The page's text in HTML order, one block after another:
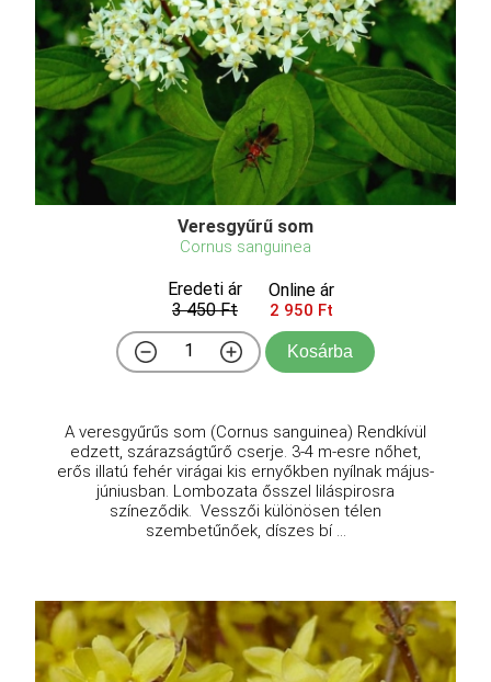
Veresgyűrű som
Cornus sanguinea
Eredeti ár
3 450 Ft
Online ár
2 950 Ft
Kosárba
A veresgyűrűs som (Cornus sanguinea) Rendkívül
edzett, szárazságtűrő cserje. 3-4 m-esre nőhet,
erős illatú fehér virágai kis ernyőkben nyílnak május-
júniusban. Lombozata ősszel liláspirosra
színeződik. Vesszői különösen télen
szembetűnőek, díszes bí ...